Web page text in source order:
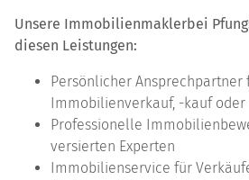
Unsere Immobilienmaklerbei
diesen Leistungen:
Persönlicher Ansprechpartner
Immobilienverkauf, -kauf
Professionelle
versierten Experten
Immobilienservice für